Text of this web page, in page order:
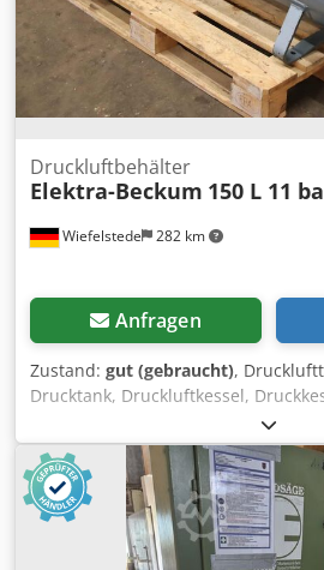
Wiefelstede 282 km
Druckluftbehälter
Elektra-Beckum 150 L 11
Anfragen
Zustand: gut (gebraucht),
Drucktank, Druckluftkessel,
Druckluftbehälter,
Hersteller: Elektra-Beckum,
Druckluftspeicher -Inhalt: 150 L -
Abmessungen: 1460/510/H530 mm
Gewicht: 92 kg